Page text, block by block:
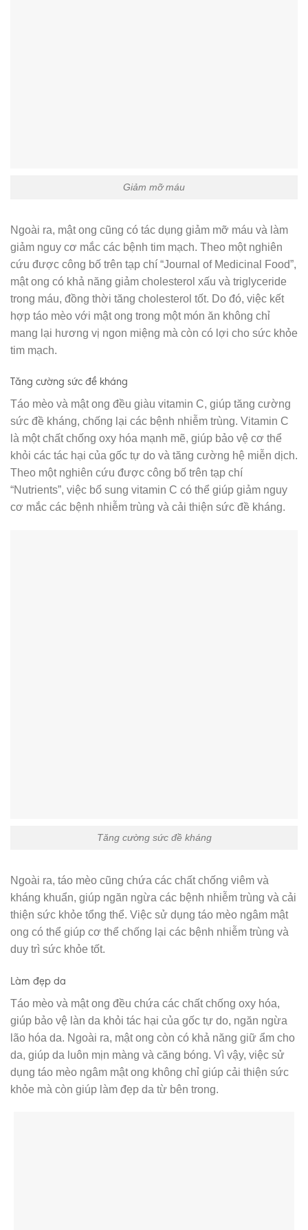
Giảm mỡ máu
Ngoài ra, mật ong cũng có tác dụng giảm mỡ máu và làm
giảm nguy cơ mắc các bệnh tim mạch. Theo một nghiên
cứu được công bố trên tạp chí “Journal of Medicinal Food”,
mật ong có khả năng giảm cholesterol xấu và triglyceride
trong máu, đồng thời tăng cholesterol tốt. Do đó, việc kết
hợp táo mèo với mật ong trong một món ăn không chỉ
mang lại hương vị ngon miệng mà còn có lợi cho sức khỏe
tim mạch.
Tăng cường sức đề kháng
Táo mèo và mật ong đều giàu vitamin C, giúp tăng cường
sức đề kháng, chống lại các bệnh nhiễm trùng. Vitamin C
là một chất chống oxy hóa mạnh mẽ, giúp bảo vệ cơ thể
khỏi các tác hại của gốc tự do và tăng cường hệ miễn dịch.
Theo một nghiên cứu được công bố trên tạp chí
“Nutrients”, việc bổ sung vitamin C có thể giúp giảm nguy
cơ mắc các bệnh nhiễm trùng và cải thiện sức đề kháng.
Tăng cường sức đề kháng
Ngoài ra, táo mèo cũng chứa các chất chống viêm và
kháng khuẩn, giúp ngăn ngừa các bệnh nhiễm trùng và cải
thiện sức khỏe tổng thể. Việc sử dụng táo mèo ngâm mật
ong có thể giúp cơ thể chống lại các bệnh nhiễm trùng và
duy trì sức khỏe tốt.
Làm đẹp da
Táo mèo và mật ong đều chứa các chất chống oxy hóa,
giúp bảo vệ làn da khỏi tác hại của gốc tự do, ngăn ngừa
lão hóa da. Ngoài ra, mật ong còn có khả năng giữ ẩm cho
da, giúp da luôn mịn màng và căng bóng. Vì vậy, việc sử
dụng táo mèo ngâm mật ong không chỉ giúp cải thiện sức
khỏe mà còn giúp làm đẹp da từ bên trong.